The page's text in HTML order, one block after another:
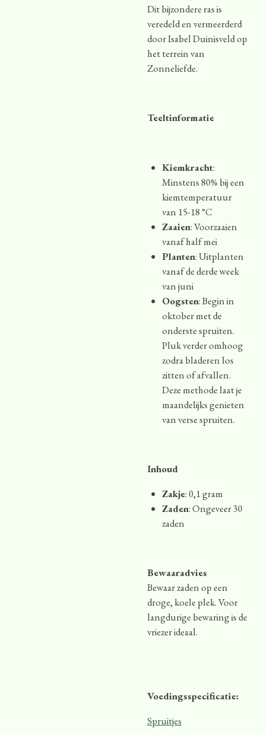
Dit bijzondere ras is
veredeld en vermeerderd
door Isabel Duinisveld op
het terrein van
Zonneliefde.
Teeltinformatie
Kiemkracht:
Minstens 80% bij een
kiemtemperatuur
van 15-18 °C
Zaaien: Voorzaaien
vanaf half mei
Planten: Uitplanten
vanaf de derde week
van juni
Oogsten: Begin in
oktober met de
onderste spruiten.
Pluk verder omhoog
zodra bladeren los
zitten of afvallen.
Deze methode laat je
maandelijks genieten
van verse spruiten.
Inhoud
Zakje: 0,1 gram
Zaden: Ongeveer 30
zaden
Bewaaradvies
Bewaar zaden op een
droge, koele plek. Voor
langdurige bewaring is de
vriezer ideaal.
Voedingsspecificatie:
Spruitjes